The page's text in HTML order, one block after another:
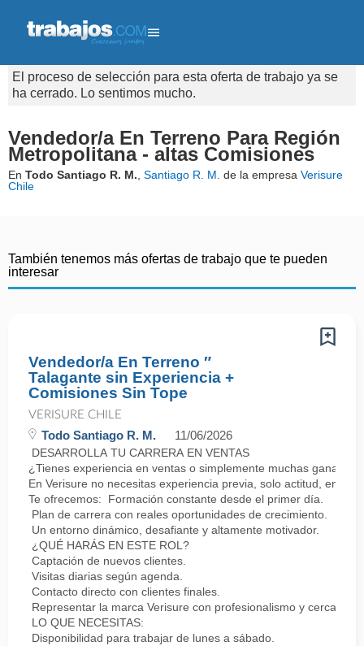
El proceso de selección para esta oferta de trabajo ya se
ha cerrado. Lo sentimos mucho.
Vendedor/a En Terreno Para Región
Metropolitana - altas Comisiones
En Todo Santiago R. M. Santiago R. M. de la empresa Verisure
Chile
También tenemos más ofertas de trabajo que te pueden
interesar
Vendedor/a En Terreno ″
Talagante sin Experiencia +
Comisiones Sin Tope
VERISURE CHILE
Todo Santiago R. M. 11/06/2026
DESARROLLA TU CARRERA EN VENTAS
¿Tienes experiencia en ventas o simplemente muchas ganas
En Verisure no necesitas experiencia previa, solo actitud,
Te ofrecemos: Formación constante desde el primer día.
Plan de carrera con reales oportunidades de crecimiento.
Un entorno dinámico, desafiante y altamente motivador.
¿QUÉ HARÁS EN ESTE ROL?
Captación de nuevos clientes.
Visitas diarias según agenda.
Contacto directo con clientes finales.
Representar la marca Verisure con profesionalismo y cercanía.
LO QUE NECESITAS:
Disponibilidad para trabajar de lunes a sábado.